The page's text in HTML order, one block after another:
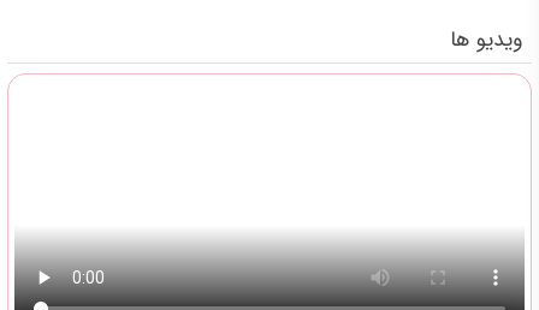
ویدیو ها